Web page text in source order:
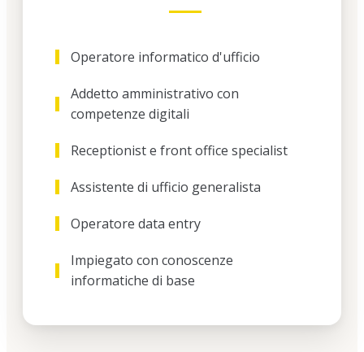
Operatore informatico d'ufficio
Addetto amministrativo con
competenze digitali
Receptionist e front office specialist
Assistente di ufficio generalista
Operatore data entry
Impiegato con conoscenze
informatiche di base